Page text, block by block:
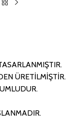
ÜRETİLMİŞTİR.